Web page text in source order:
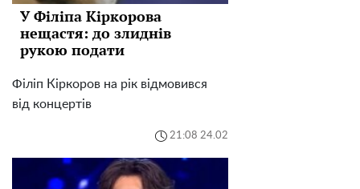
У Філіпа Кіркорова
нещастя: до злиднів
рукою подати
Філіп Кіркоров на рік відмовився
від концертів
21:08 24.02